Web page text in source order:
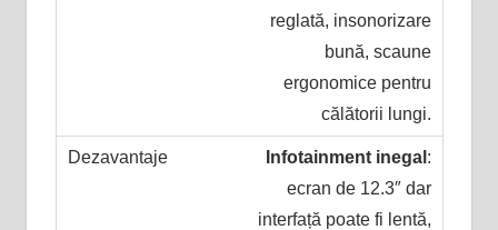
reglată, insonorizare
bună, scaune
ergonomice pentru
călătorii lungi.
Infotainment inegal :
ecran de 12.3″ dar
interfață poate fi lentă,